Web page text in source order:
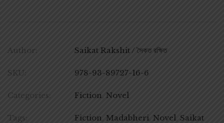
Author: Saikat Rakshit / সৈকত রক্ষিত
SKU: 978-93-89727-16-6
Categories: Fiction, Novel
Tags: Fiction, Madabheri, Novel Saikat